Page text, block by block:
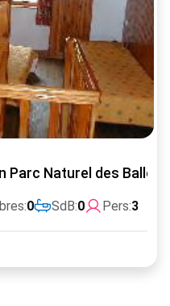
Parc Naturel des
0 SdB:0 Pers:3